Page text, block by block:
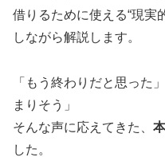
借りるために使える“現実
しながら解説します。
「もう終わりだと思った
まりそう」
そんな声に応えてきた、
した。